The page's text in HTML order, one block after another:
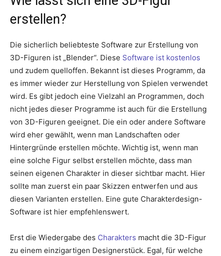
erstellen?
Die sicherlich beliebteste Software zur Erstellung von
3D-Figuren ist „Blender“. Diese Software ist kostenlos
und zudem quelloffen. Bekannt ist dieses Programm, da
es immer wieder zur Herstellung von Spielen verwendet
wird. Es gibt jedoch eine Vielzahl an Programmen, doch
nicht jedes dieser Programme ist auch für die Erstellung
von 3D-Figuren geeignet. Die ein oder andere Software
wird eher gewählt, wenn man Landschaften oder
Hintergründe erstellen möchte. Wichtig ist, wenn man
eine solche Figur selbst erstellen möchte, dass man
seinen eigenen Charakter in dieser sichtbar macht. Hier
sollte man zuerst ein paar Skizzen entwerfen und aus
diesen Varianten erstellen. Eine gute Charakterdesign-
Software ist hier empfehlenswert.
Erst die Wiedergabe des Charakters macht die 3D-Figur
zu einem einzigartigen Designerstück. Egal, für welche